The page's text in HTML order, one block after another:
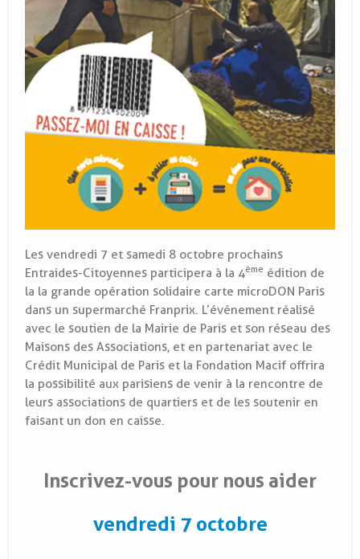
Les vendredi 7 et samedi 8 octobre prochains
Entraides-Citoyennes participera à la 4ème édition de
la la grande opération solidaire carte microDON Paris
dans un supermarché Franprix. L’événement réalisé
avec le soutien de la Mairie de Paris et son réseau des
Maisons des Associations, et en partenariat avec le
Crédit Municipal de Paris et la Fondation Macif offrira
la possibilité aux parisiens de venir à la rencontre de
leurs associations de quartiers et de les soutenir en
faisant un don en caisse.
Inscrivez-vous pour nous aider
vendredi 7 octobre